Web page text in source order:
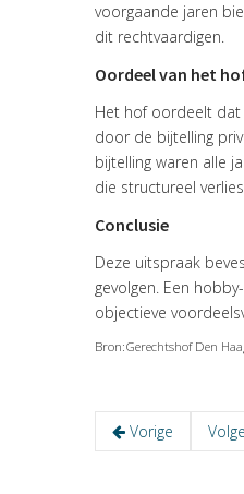
voorgaande jaren
dit rechtvaardigen.
Oordeel van het
Het hof oordeelt dat
door de bijtelling
bijtelling waren alle
die structureel
Conclusie
Deze uitspraak
gevolgen. Een
objectieve
Bron:Gerechtshof Den
Vorige